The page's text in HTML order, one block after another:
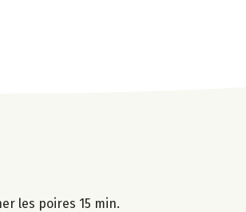
les poires 15 min.